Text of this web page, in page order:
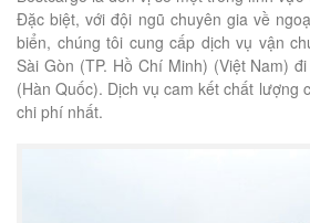
Đặc biệt, với đội ngũ chuyên gia về
biển, chúng tôi cung cấp dịch vụ vận
Sài Gòn (TP. Hồ Chí Minh) (Việt Nam)
(Hàn Quốc). Dịch vụ cam kết chất lượng
chi phí nhất.